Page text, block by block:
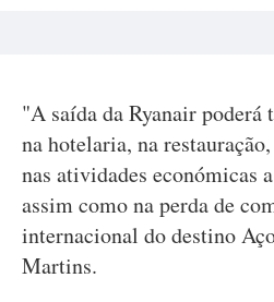
"A saída da Ryanair
na hotelaria, na
nas atividades económicas
assim como na perda de
internacional do destino
Martins.